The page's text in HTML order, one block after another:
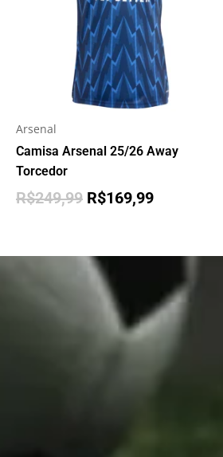
Arsenal
Camisa Arsenal 25/26 Away
Torcedor
R$249,99 R$169,99